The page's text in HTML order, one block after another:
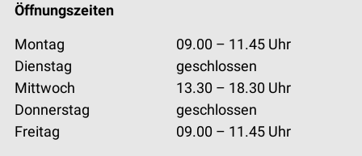
Öffnungszeiten
Montag 09.00 – 11.45Uhr
Dienstag
geschlossen
Mittwoch 13.30 – 18.30 Uhr
Donnerstag
geschlossen
Freitag 09.00 – 11.45Uhr